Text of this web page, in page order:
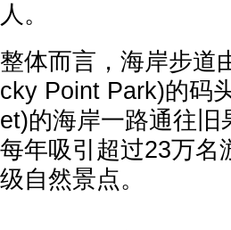
人。
整体而言，海岸步道
cky Point Park)的码
et)的海岸一路通往
每年吸引超过23万名
级自然景点。